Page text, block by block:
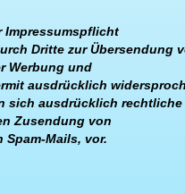
Impressumspflicht
Dritte zur Übersendung
Werbung und
ausdrücklich
sich ausdrücklich rechtliche
Zusendung von
Spam-Mails, vor.